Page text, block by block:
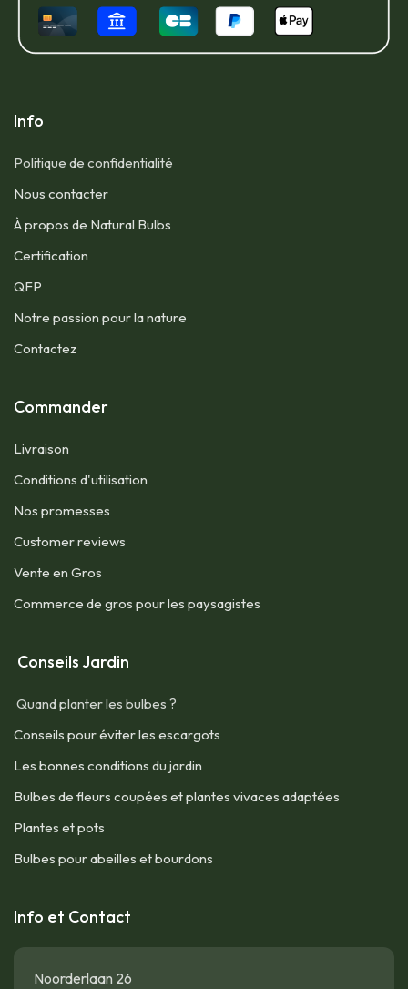
Info
Politique de confidentialité
Nous contacter​
À propos de Natural Bulbs
Certification
QFP​
Notre passion pour la nature
Contactez
Commander
Livraison
Conditions d'utilisation​
Nos promesses
Customer reviews
Vente en Gros
Commerce de gros pour les paysagistes
Conseils Jardin
Quand planter les bulbes ?
Conseils pour éviter les escargots
Les bonnes conditions du jardin
Bulbes de fleurs coupées et plantes vivaces adaptées
Plantes et pots
Bulbes pour abeilles et bourdons
Info et Contact
Noorderlaan 26